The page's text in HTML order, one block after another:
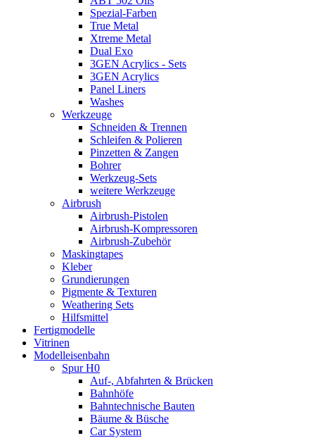
Spezial-Farben
True Metal
Xtreme Metal
Dual Exo
3GEN Acrylics - Sets
3GEN Acrylics
Panel Liners
Washes
Werkzeuge
Schneiden & Trennen
Schleifen & Polieren
Pinzetten & Zangen
Bohrer
Werkzeug-Sets
weitere Werkzeuge
Airbrush
Airbrush-Pistolen
Airbrush-Kompressoren
Airbrush-Zubehör
Maskingtapes
Kleber
Grundierungen
Pigmente & Texturen
Weathering Sets
Hilfsmittel
Fertigmodelle
Vitrinen
Modelleisenbahn
Spur H0
Auf-, Abfahrten & Brücken
Bahnhöfe
Bahntechnische Bauten
Bäume & Büsche
Car System